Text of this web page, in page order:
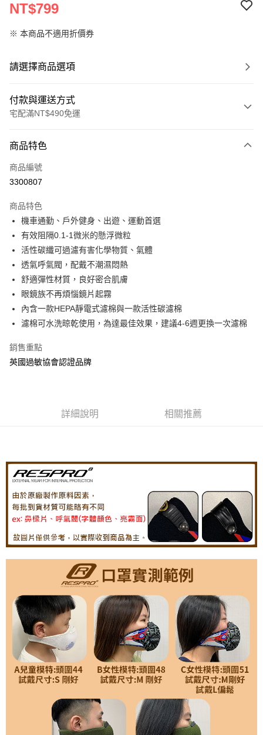
NT$799
※ 本商品不適用折價券
請選擇商品選項
付款與運送方式
宅配滿NT$490免運
信用卡一次付款
信用卡分期付款
合作金庫商業銀行
華南商業銀行
彰化商業銀行
上海商業儲蓄銀行
國泰世華商業銀行
兆豐國際商業銀行
臺灣中小企業銀行
匯豐（台灣）商業銀行
聯邦商業銀行
元大商業銀行
玉山商業銀行
星展（台灣）商業銀行
台新國際商業銀行
中國信託商業銀行
6 期 0 利率 每期
華南商業銀行
上海商業儲蓄銀行
台北富邦商業銀行
國泰世華商業銀行
臺灣中小企業銀行
匯豐（台灣）商業銀行
聯邦商業銀行
遠東國際商業銀行
元大商業銀行
永豐商業銀行
玉山商業銀行
星展（台灣）商業銀行
台灣樂天信用卡公司
LINE Pay
Apple Pay
悠遊付
Google Pay
全盈+PAY
【關於「AFTEE先享後付」】
２．便利：只要手機號碼，簡訊認證，即可結帳。
結帳頁面，進行簡訊認證並確認金額後，即可完成結帳。
２．訂單成立數日內，您將收到繳費通知簡訊。
３．收到繳費通知簡訊後14天內，點擊此簡訊中的連結，可透過四大超商／
ATM／網路銀行／等多元方式進行付款，方視為交易完成。
※ 請注意：結帳手續完成當下不需立刻繳費，但若您需要取消訂單，請聯絡
購買商品的店家。未經商家同意取消之訂單仍視為有效，需透過AFTEE先享
※ 交易是否成功請以「AFTEE先享後付 」之結帳頁面顯示為準，若有關於
是否繳費成功／繳費後需取消欲退款等相關疑問，請聯繫「AFTEE先享後付
客戶支援中心」https://netprotections.freshdesk.com/support/home
易，需依本服務之必要範圍內提供個人資料，並將交易相關給付款項請求債
權轉讓予恩沛科技股份有限公司。
２．關於個人資料處理事宜，請瀏覽以下網址：
https://aftee.tw/terms/#terms3
３．未成年的使用者請事先徵得法定代理人或監護人之同意方可使用
「AFTEE先享後付」，若未經同意申辦者引起之損失，本公司不負相關責
任。
４．使用「AFTEE先享後付」時，將依據個別帳號之用戶狀況，依本公司即
時審查核予不同之上限額度；若仍有額度不足之情形，本公司將視審查結果
５．嚴禁一人註冊多個帳號或使用他人資訊註冊。若發現惡意使用之情形，
恩沛科技股份有限公司將有權停止該用戶之使用額度並採取法律行動。
黑貓
每筆NT$200
商品特色
商品編號
3300807
商品特色
機車通勤、戶外健身、出遊、運動首選
有效阻隔0.1-1微米的懸浮微粒
活性碳纖可過濾有害化學物質、氣體
透氣呼氣閥，配戴不潮濕悶熱
舒適彈性材質，良好密合肌膚
眼鏡族不再煩惱鏡片起霧
內含一款HEPA靜電式濾棉與一款活性碳濾棉
濾棉可水洗晾乾使用，為達最佳效果，建議4-6週更換一次濾棉
銷售重點
英國過敏協會認證品牌
詳細說明 相關推薦